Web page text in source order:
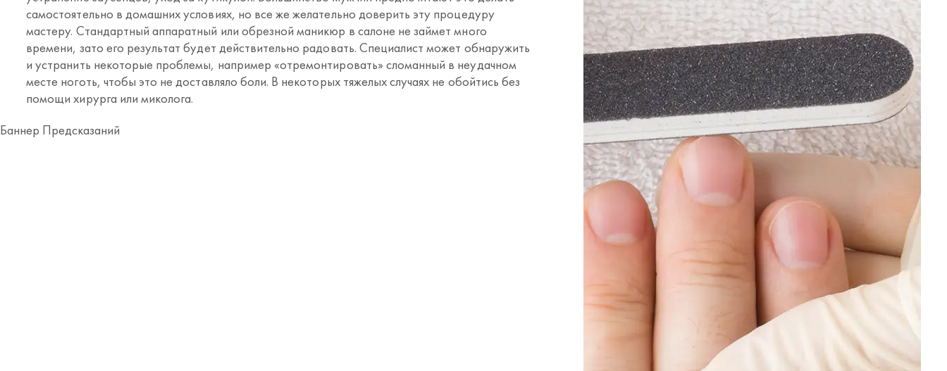
самостоятельно в домашних условиях, но все же желательно доверить эту процедуру
мастеру. Стандартный аппаратный или обрезной маникюр в салоне не займет много
времени, зато его результат будет действительно радовать. Специалист может обнаружить
и устранить некоторые проблемы, например «отремонтировать» сломанный в неудачном
месте ноготь, чтобы это не доставляло боли. В некоторых тяжелых случаях не обойтись без
помощи хирурга или миколога.
Баннер Предсказаний